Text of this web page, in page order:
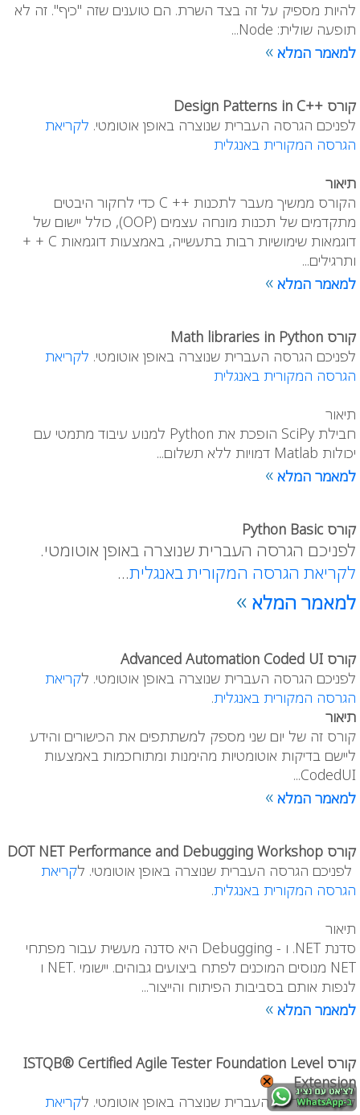
להיות מספיק על זה בצד השרת. הם טוענים שזה "כיף". זה לא
תופעה שולית: Node...
למאמר המלא »
קורס ++Design Patterns in C
לפניכם הגרסה העברית שנוצרה באופן אוטומטי. לקריאת
הגרסה המקורית באנגלית
תיאור
הקורס ממשיך מעבר לתכנות ++ C כדי לחקור היבטים
מתקדמים של תכנות מונחה עצמים (OOP), כולל יישום של
דוגמאות שימושיות רבות בתעשייה, באמצעות דוגמאות C + +
ותרגילים...
למאמר המלא »
קורס Math libraries in Python
לפניכם הגרסה העברית שנוצרה באופן אוטומטי. לקריאת
הגרסה המקורית באנגלית
תיאור
חבילת SciPy הופכת את Python למנוע עיבוד מתמטי עם
יכולות Matlab דמויות ללא תשלום...
למאמר המלא »
קורס Python Basic
לפניכם הגרסה העברית שנוצרה באופן אוטומטי.
לקריאת הגרסה המקורית באנגלית...
למאמר המלא »
קורס Advanced Automation Coded UI
לפניכם הגרסה העברית שנוצרה באופן אוטומטי. לקריאת
הגרסה המקורית באנגלית.
תיאור
קורס זה של יום שני מספק למשתתפים את הכישורים והידע
ליישם בדיקות אוטומטיות מהימנות ומתוחכמות באמצעות
CodedUI...
למאמר המלא »
קורס DOT NET Performance and Debugging Workshop
לפניכם הגרסה העברית שנוצרה באופן אוטומטי. לקריאת
הגרסה המקורית באנגלית.
תיאור
סדנת NET. ו - Debugging היא סדנה מעשית עבור מפתחי
NET מנוסים המוכנים לפתח ביצועים גבוהים. יישומי .NET ו
לנפות אותם בסביבות הפיתוח והייצור...
למאמר המלא »
קורס ISTQB® Certified Agile Tester Foundation Level
Extension
לפניכם הגרסה העברית שנוצרה באופן אוטומטי. לקריאת